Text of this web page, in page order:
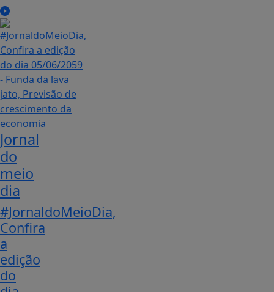
Jornal
do
meio
dia
#JornaldoMeioDia,
Confira
a
edição
do